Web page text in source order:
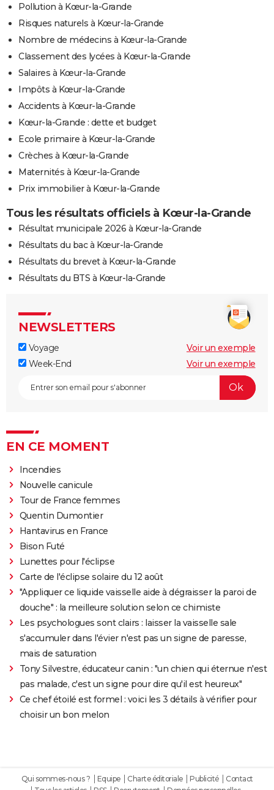
Pollution à Kœur-la-Grande
Risques naturels à Kœur-la-Grande
Nombre de médecins à Kœur-la-Grande
Classement des lycées à Kœur-la-Grande
Salaires à Kœur-la-Grande
Impôts à Kœur-la-Grande
Accidents à Kœur-la-Grande
Kœur-la-Grande : dette et budget
Ecole primaire à Kœur-la-Grande
Crèches à Kœur-la-Grande
Maternités à Kœur-la-Grande
Prix immobilier à Kœur-la-Grande
Tous les résultats officiels à Kœur-la-Grande
Résultat municipale 2026 à Kœur-la-Grande
Résultats du bac à Kœur-la-Grande
Résultats du brevet à Kœur-la-Grande
Résultats du BTS à Kœur-la-Grande
NEWSLETTERS
Voyage
Voir un exemple
Week-End
Voir un exemple
EN CE MOMENT
Incendies
Nouvelle canicule
Tour de France femmes
Quentin Dumontier
Hantavirus en France
Bison Futé
Lunettes pour l'éclipse
Carte de l'éclipse solaire du 12 août
"Appliquer ce liquide vaisselle aide à dégraisser la paroi de
douche" : la meilleure solution selon ce chimiste
Les psychologues sont clairs : laisser la vaisselle sale
s'accumuler dans l'évier n'est pas un signe de paresse,
mais de saturation
Tony Silvestre, éducateur canin : "un chien qui éternue n'est
pas malade, c'est un signe pour dire qu'il est heureux"
Ce chef étoilé est formel : voici les 3 détails à vérifier pour
choisir un bon melon
Qui sommes-nous ? Equipe Charte éditoriale Publicité
Contact